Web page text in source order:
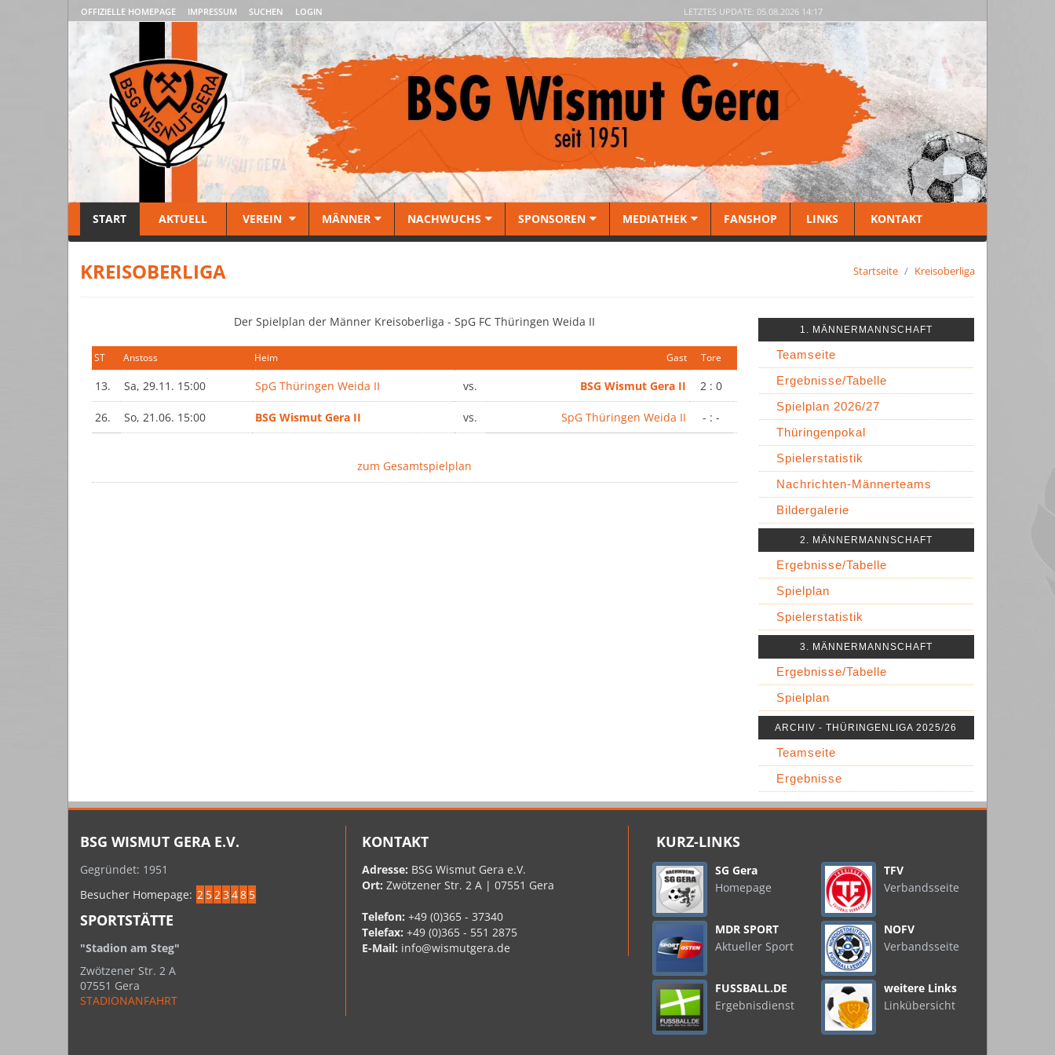
OFFIZIELLE HOMEPAGE IMPRESSUM SUCHEN LOGIN LETZTES UPDATE: 05.08.2026 14:17
START AKTUELL VEREIN MÄNNER NACHWUCHS SPONSOREN MEDIATHEK FANSHOP LINKS KONTAKT
KREISOBERLIGA Startseite Kreisoberliga
Der Spielplan der Männer Kreisoberliga - SpG FC Thüringen Weida II
ST Anstoss Heim Gast Tore
13. Sa, 29.11. 15:00 SpG Thüringen Weida II vs. BSG Wismut Gera II 2 : 0
26. So, 21.06. 15:00 BSG Wismut Gera II vs. SpG Thüringen Weida II - : -
zum Gesamtspielplan
1. MÄNNERMANNSCHAFT
Teamseite
Ergebnisse/Tabelle
Spielplan 2026/27
Thüringenpokal
Spielerstatistik
Nachrichten-Männerteams
Bildergalerie
2. MÄNNERMANNSCHAFT
Ergebnisse/Tabelle
Spielplan
Spielerstatistik
3. MÄNNERMANNSCHAFT
Ergebnisse/Tabelle
Spielplan
ARCHIV - THÜRINGENLIGA 2025/26
Teamseite
Ergebnisse
BSG WISMUT GERA E.V.
Gegründet: 1951
Besucher Homepage: 2 523 48 5
SPORTSTÄTTE
"Stadion am Steg"
Zwötzener Str. 2 A
07551 Gera
STADIONANFAHRT
KONTAKT
Adresse: BSG Wismut Gera e.V.
Ort:Zwötzener Str. 2 A | 07551 Gera
Telefon:+49 (0)365 - 37340
Telefax:+49 (0)365 - 551 2875
E-Mail: info@wismutgera.de
KURZ-LINKS
SG Gera
Homepage
MDR SPORT
Aktueller Sport
FUSSBALL.DE
Ergebnisdienst
TFV
Verbandsseite
NOFV
Verbandsseite
weitere Links
Linkübersicht